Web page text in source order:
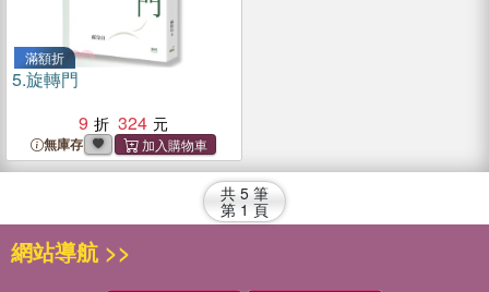
滿額折
5.旋轉門
9
324
無庫存
共 5 筆
第 1 頁
網站導航 >>